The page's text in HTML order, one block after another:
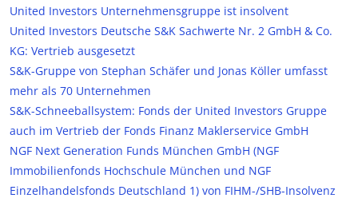
United Investors Unternehmensgruppe ist insolvent
United Investors Deutsche S&K Sachwerte Nr. 2 GmbH & Co.
KG: Vertrieb ausgesetzt
S&K-Gruppe von Stephan Schäfer und Jonas Köller umfasst
mehr als 70 Unternehmen
S&K-Schneeballsystem: Fonds der United Investors Gruppe
auch im Vertrieb der Fonds Finanz Maklerservice GmbH
NGF Next Generation Funds München GmbH (NGF
Immobilienfonds Hochschule München und NGF
Einzelhandelsfonds Deutschland 1) von FIHM-/SHB-Insolvenz